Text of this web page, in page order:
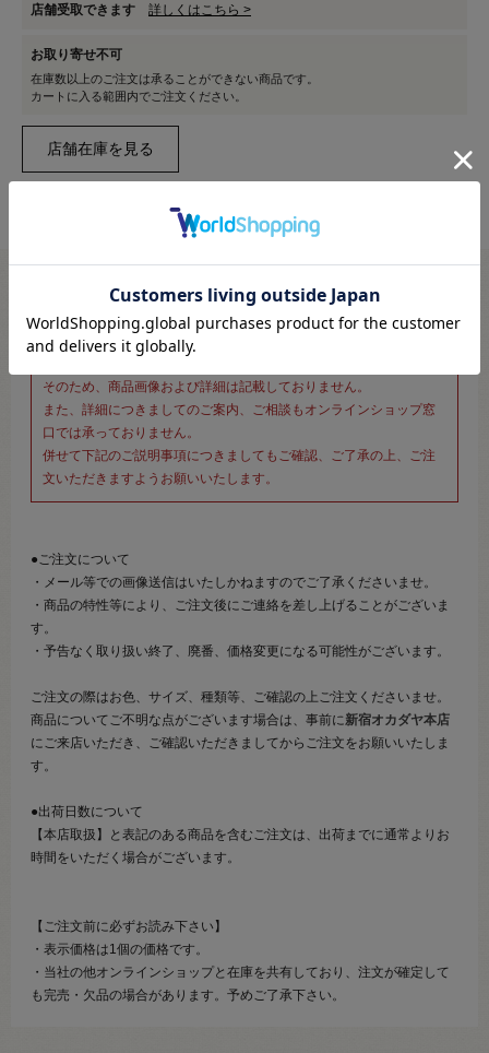
店舗受取できます 詳しくはこちら >
お取り寄せ不可
在庫数以上のご注文は承ることができない商品です。
カートに入る範囲内でご注文ください。
※新宿オカダヤ本店お取り扱い商品のご注文専用ページです※
こちらのページは、店頭にてあらかじめ商品詳細および商品コード
そのため、商品画像および詳細は記載しておりません。
また、詳細につきましてのご案内、ご相談もオンラインショップ窓
口では承っておりません。
併せて下記のご説明事項につきましてもご確認、ご了承の上、ご注
文いただきますようお願いいたします。
●ご注文について
・メール等での画像送信はいたしかねますのでご了承くださいませ。
・商品の特性等により、ご注文後にご連絡を差し上げることがございま
す。
・予告なく取り扱い終了、廃番、価格変更になる可能性がございます。
ご注文の際はお色、サイズ、種類等、ご確認の上ご注文くださいませ。
商品についてご不明な点がございます場合は、事前に新宿オカダヤ本店
にご来店いただき、ご確認いただきましてからご注文をお願いいたしま
す。
●出荷日数について
【本店取扱】と表記のある商品を含むご注文は、出荷までに通常よりお
時間をいただく場合がございます。
【ご注文前に必ずお読み下さい】
・表示価格は1個の価格です。
・当社の他オンラインショップと在庫を共有しており、注文が確定して
も完売・欠品の場合があります。予めご了承下さい。